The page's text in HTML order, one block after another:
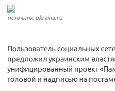
источник: ukraina.ru
Пользователь социальных
предложил украинским
унифицированный проект
головой и надписью на